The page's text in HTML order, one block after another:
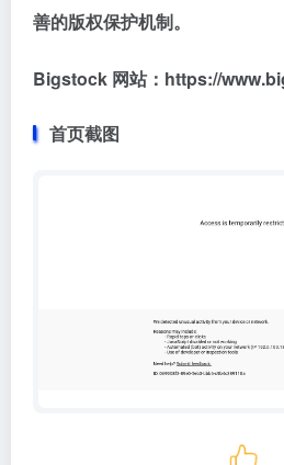
善的版权保护机制。
Bigstock 网站：https://
首页截图